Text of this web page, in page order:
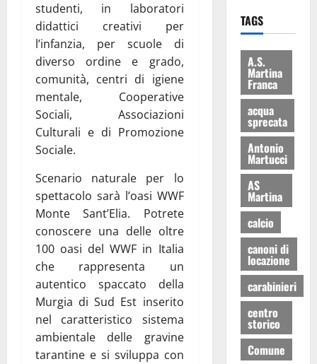
studenti, in laboratori
didattici creativi per
l’infanzia, per scuole di
diverso ordine e grado,
comunità, centri di igiene
mentale, Cooperative
Sociali, Associazioni
Culturali e di Promozione
Sociale.
Scenario naturale per lo
spettacolo sarà l’oasi WWF
Monte Sant’Elia. Potrete
conoscere una delle oltre
100 oasi del WWF in Italia
che rappresenta un
autentico spaccato della
Murgia di Sud Est inserito
nel caratteristico sistema
ambientale delle gravine
tarantine e si sviluppa con
TAGS
A.S.
Martina
Franca
acqua
sprecata
Antonio
Martucci
AS
Martina
calcio
canoni di
locazione
carabinieri
centro
storico
Comune